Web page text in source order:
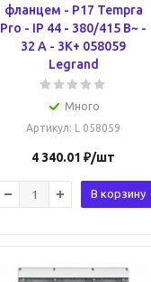
фланцем - P17 Tempra
Pro - IP 44 - 380/415 В~ -
32 A - 3К+ 058059
Legrand
Много
Артикул: L 058059
4 340.01 ₽/шт
В корзину